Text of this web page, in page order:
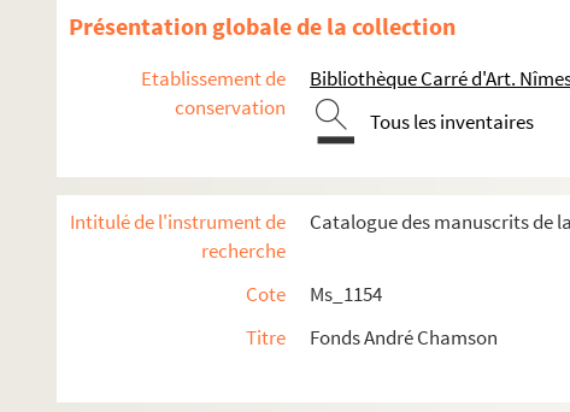
Présentation globale de la collection
Etablissement de
conservation
Bibliothèque Carré d'Art.
Tous les inventaires
Intitulé de l'instrument de
recherche
Catalogue des manuscrits de
Cote
Ms_1154
Titre
Fonds André Chamson
Ms_1154_1_4_3_3. Texte sur Saint Louis (1960)
Ms_1154_1_4_3_5. Saint Vincent de Paul (1960)
Documents du minutier central
Ms_1154_1_4_3_8. La duchesse de Plaisance (1961)
Ms_1154_1_4_3_9. En Rouergue à travers le temps
Ms_1154_1_4_3_11. Mon vieux Mende (1961)
Ms_1154_1_4_3_12. Paris-Rome (1961)